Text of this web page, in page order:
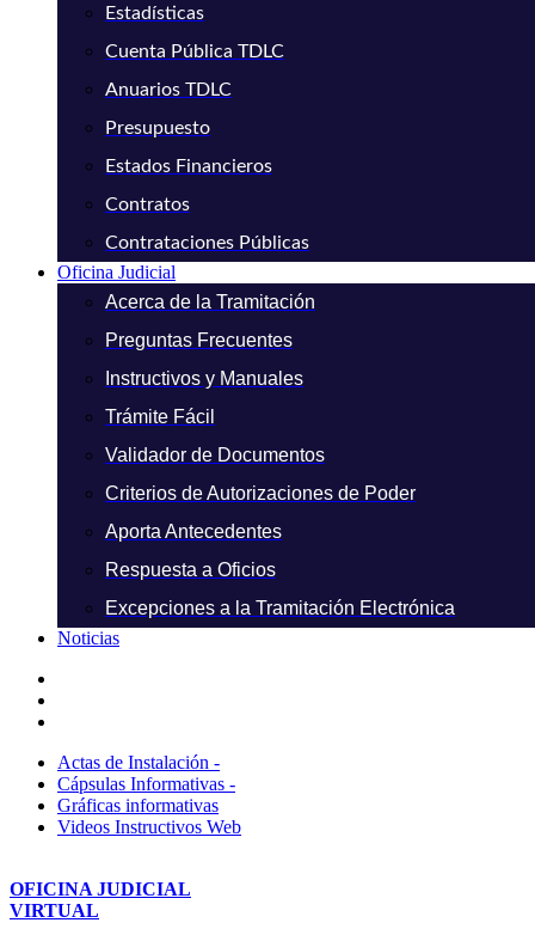
Estadísticas
Cuenta Pública TDLC
Anuarios TDLC
Presupuesto
Estados Financieros
Contratos
Contrataciones Públicas
Oficina Judicial
Acerca de la Tramitación
Preguntas Frecuentes
Instructivos y Manuales
Trámite Fácil
Validador de Documentos
Criterios de Autorizaciones de Poder
Aporta Antecedentes
Respuesta a Oficios
Excepciones a la Tramitación Electrónica
Noticias
Actas de Instalación -
Cápsulas Informativas -
Gráficas informativas
Videos Instructivos Web
OFICINA JUDICIAL
VIRTUAL